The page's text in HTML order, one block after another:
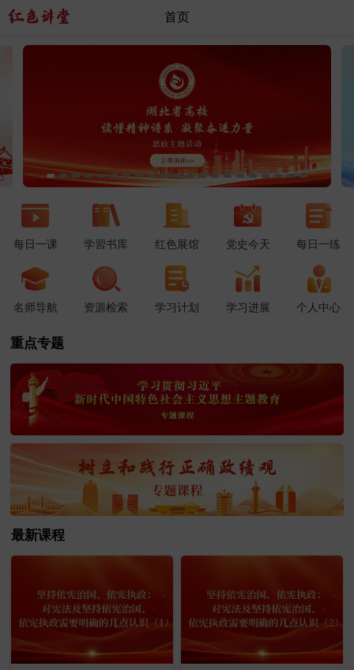
首页
每日一课 学習书库 红色展馆 党史今天 每日一练
名师导航 资源检索 学习计划 学习进展 个人中心
重点专题
最新课程